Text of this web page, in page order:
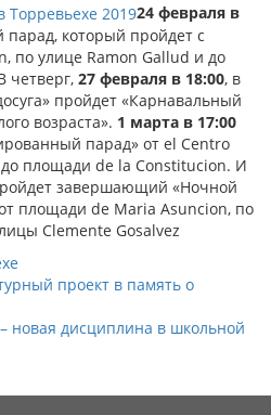
24 февраля в
парад, который пройдет с
по улице Ramon Gallud и до
четверг, 27 февраля в 18:00, в
пройдет «Карнавальный
возраста». 1 марта в 17:00
парад» от el Centro
площади de la Constituciоn. И
завершающий «Ночной
площади de Mаria Asunciоn, по
Clemente Gosаlvez
проект в память о
новая дисциплина в школьной